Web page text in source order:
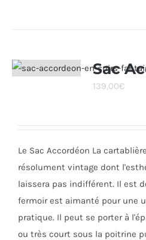
variations.
Les
choisies
sur
page
produit
Sac
139,00€
Le Sac Accordéon La
résolument vintage dont
laissera pas indifférent. Il est
fermoir est aimanté pour une
pratique. Il peut se porter à
ou très court sous la poitrine